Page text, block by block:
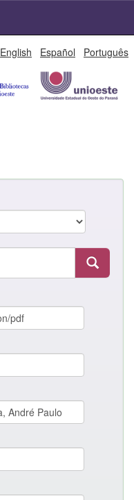
English Español Português